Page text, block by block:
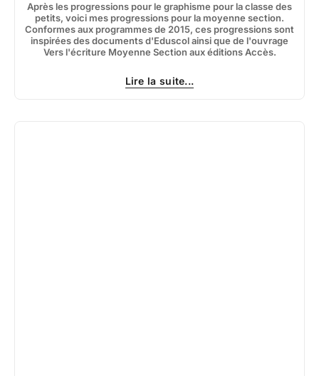
Après les progressions pour le graphisme pour la classe des
petits, voici mes progressions pour la moyenne section.
Conformes aux programmes de 2015, ces progressions sont
inspirées des documents d'Eduscol ainsi que de l'ouvrage
Vers l'écriture Moyenne Section aux éditions Accès.
Lire la suite...